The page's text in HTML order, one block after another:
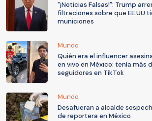
"¡Noticias Falsas!": Trump
filtraciones sobre que EE.UU
municiones
Mundo
Quién era el influencer
en vivo en México: tenía más
seguidores en TikTok
Mundo
Desafueran a alcalde
de reportera en México